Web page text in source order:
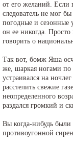
от его желаний. Если
следователь не мог
погодные и сезонные
он ее никогда.
говорить о
Так вот, бомж Яша
же, шаркая ногами по
устраивался на
расстелить свежие
неопределенного
раздался громкий и
Вы когда-нибудь были
противоугонной